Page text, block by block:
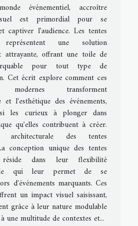
événementiel, accroître
est primordial pour se
captiver l'audience. Les tentes
représentent une solution
attrayante, offrant une toile de
pour tout type de
Cet écrit explore comment ces
modernes transforment
et l'esthétique des événements,
les curieux à plonger dans
qu'elles contribuent à créer.
architecturale des tentes
conception unique des tentes
réside dans leur flexibilité
qui leur permet de se
d'événements marquants. Ces
un impact visuel saisissant,
grâce à leur nature modulable
une multitude de contextes et...